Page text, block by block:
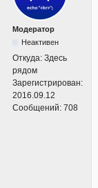
Модератор
Неактивен
Откуда: Здесь
рядом
Зарегистрирован:
2016.09.12
Сообщений: 708